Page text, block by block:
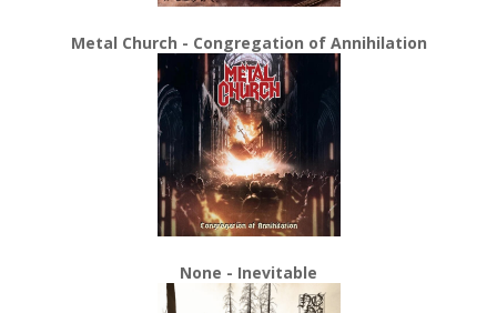
Metal Church - Congregation of Annihilation
None - Inevitable